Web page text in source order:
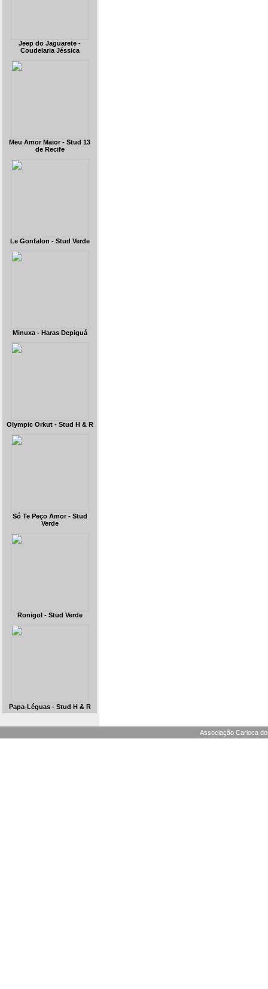
Jeep do Jaguarete -
Coudelaria Jéssica
Meu Amor Maior - Stud 13
de Recife
Le Gonfalon - Stud Verde
Minuxa - Haras Depiguá
Olympic Orkut - Stud H & R
Só Te Peço Amor - Stud
Verde
Ronigol - Stud Verde
Papa-Léguas - Stud H & R
Associação Carioca